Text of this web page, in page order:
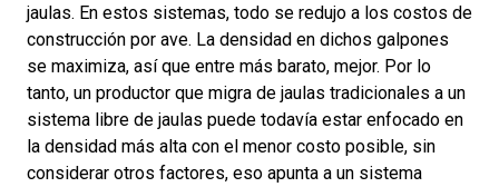
jaulas. En estos sistemas, todo se redujo a los costos de
construcción por ave. La densidad en dichos galpones
se maximiza, así que entre más barato, mejor. Por lo
tanto, un productor que migra de jaulas tradicionales a un
sistema libre de jaulas puede todavía estar enfocado en
la densidad más alta con el menor costo posible, sin
considerar otros factores, eso apunta a un sistema